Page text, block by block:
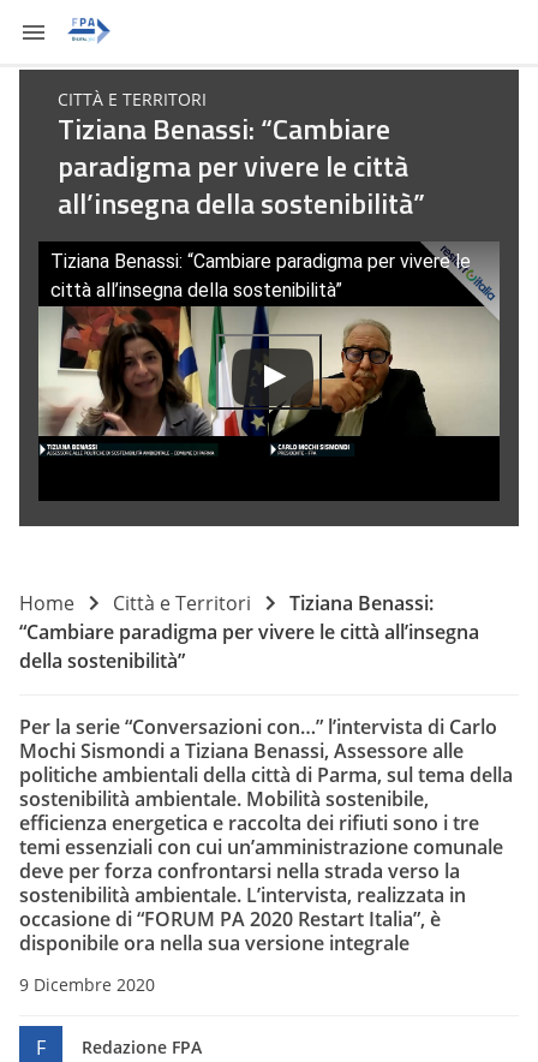
CITTÀ E TERRITORI
Tiziana Benassi: “Cambiare
paradigma per vivere le città
all’insegna della sostenibilità”
Tiziana Benassi: “Cambiare paradigma per vivere le
città all’insegna della sostenibilità”
Home Città e Territori
Tiziana Benassi:
“Cambiare paradigma per vivere le città all’insegna
della sostenibilità”
Per la serie “Conversazioni con…” l’intervista di Carlo
Mochi Sismondi a Tiziana Benassi, Assessore alle
politiche ambientali della città di Parma, sul tema della
sostenibilità ambientale. Mobilità sostenibile,
efficienza energetica e raccolta dei rifiuti sono i tre
temi essenziali con cui un’amministrazione comunale
deve per forza confrontarsi nella strada verso la
sostenibilità ambientale. L’intervista, realizzata in
occasione di “FORUM PA 2020 Restart Italia”, è
disponibile ora nella sua versione integrale
9 Dicembre 2020
F Redazione FPA